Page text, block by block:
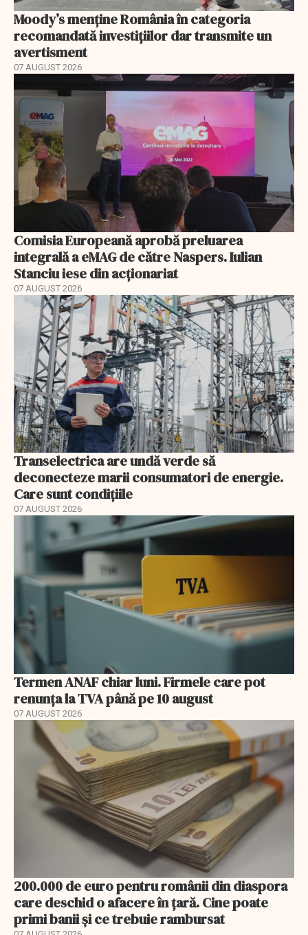
Moody’s menține România în categoria
recomandată investițiilor dar transmite un
avertisment
07 AUGUST 2026
Comisia Europeană aprobă preluarea
integrală a eMAG de către Naspers. Iulian
Stanciu iese din acționariat
07 AUGUST 2026
Transelectrica are undă verde să
deconecteze marii consumatori de energie.
Care sunt condițiile
07 AUGUST 2026
Termen ANAF chiar luni. Firmele care pot
renunța la TVA până pe 10 august
07 AUGUST 2026
200.000 de euro pentru românii din diaspora
care deschid o afacere în țară. Cine poate
primi banii și ce trebuie rambursat